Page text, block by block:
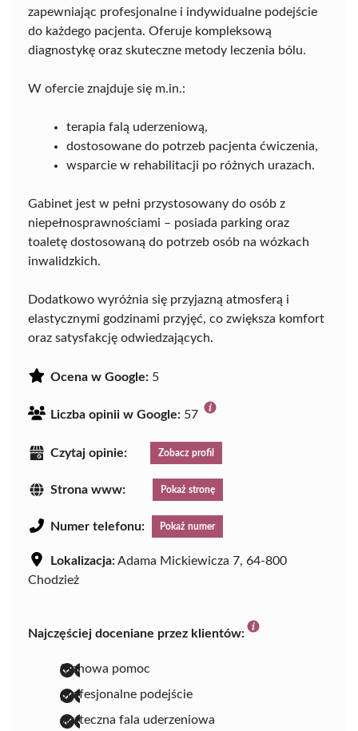
zapewniając profesjonalne i indywidualne podejście
do każdego pacjenta. Oferuje kompleksową
diagnostykę oraz skuteczne metody leczenia bólu.
W ofercie znajduje się m.in.:
terapia falą uderzeniową,
dostosowane do potrzeb pacjenta ćwiczenia,
wsparcie w rehabilitacji po różnych urazach.
Gabinet jest w pełni przystosowany do osób z
niepełnosprawnościami – posiada parking oraz
toaletę dostosowaną do potrzeb osób na wózkach
inwalidzkich.
Dodatkowo wyróżnia się przyjazną atmosferą i
elastycznymi godzinami przyjęć, co zwiększa komfort
oraz satysfakcję odwiedzających.
Ocena w Google: 5
Liczba opinii w Google: 57
Czytaj opinie: Zobacz profil
Strona www: Pokaż stronę
Numer telefonu: Pokaż numer
Lokalizacja:Adama Mickiewicza 7, 64-800
Chodzież
Najczęściej doceniane przez klientów:
fachowa pomoc
profesjonalne podejście
skuteczna fala uderzeniowa